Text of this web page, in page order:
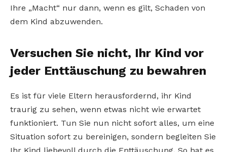
Ihre „Macht“ nur dann, wenn es gilt, Schaden von
dem Kind abzuwenden.
Versuchen Sie nicht, Ihr Kind vor
jeder Enttäuschung zu bewahren
Es ist für viele Eltern herausfordernd, ihr Kind
traurig zu sehen, wenn etwas nicht wie erwartet
funktioniert. Tun Sie nun nicht sofort alles, um eine
Situation sofort zu bereinigen, sondern begleiten Sie